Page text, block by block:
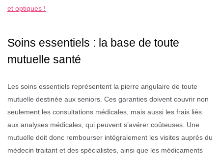
et optiques !
Soins essentiels : la base de toute
mutuelle santé
Les soins essentiels représentent la pierre angulaire de toute
mutuelle destinée aux seniors. Ces garanties doivent couvrir non
seulement les consultations médicales, mais aussi les frais liés
aux analyses médicales, qui peuvent s’avérer coûteuses. Une
mutuelle doit donc rembourser intégralement les visites auprès du
médecin traitant et des spécialistes, ainsi que les médicaments